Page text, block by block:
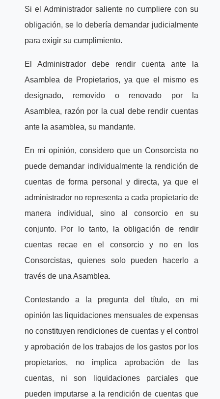
Si el Administrador saliente no cumpliere con su
obligación, se lo debería demandar judicialmente
para exigir su cumplimiento.
El Administrador debe rendir cuenta ante la
Asamblea de Propietarios, ya que el mismo es
designado, removido o renovado por la
Asamblea, razón por la cual debe rendir cuentas
ante la asamblea, su mandante.
En mi opinión, considero que un Consorcista no
puede demandar individualmente la rendición de
cuentas de forma personal y directa, ya que el
administrador no representa a cada propietario de
manera individual, sino al consorcio en su
conjunto. Por lo tanto, la obligación de rendir
cuentas recae en el consorcio y no en los
Consorcistas, quienes solo pueden hacerlo a
través de una Asamblea.
Contestando a la pregunta del título, en mi
opinión las liquidaciones mensuales de expensas
no constituyen rendiciones de cuentas y el control
y aprobación de los trabajos de los gastos por los
propietarios, no implica aprobación de las
cuentas, ni son liquidaciones parciales que
pueden imputarse a la rendición de cuentas que